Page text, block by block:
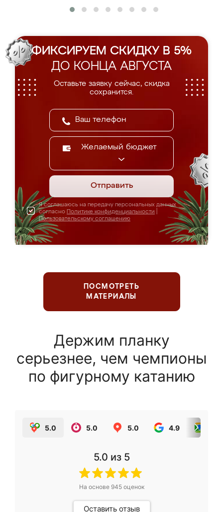
ФИКСИРУЕМ СКИДКУ В 5%
ДО КОНЦА АВГУСТА
Оставьте заявку сейчас, скидка
сохранится.
Желаемый бюджет
Отправить
Я соглашаюсь на передачу персональных данных
согласно Политике конфиденциальности
Пользовательскому соглашению
ПОСМОТРЕТЬ
МАТЕРИАЛЫ
Держим планку
серьезнее, чем чемпионы
по фигурному катанию
5.0 5.0 5.0 4.9
5.0 из 5
На основе 945оценок
Оставить отзыв